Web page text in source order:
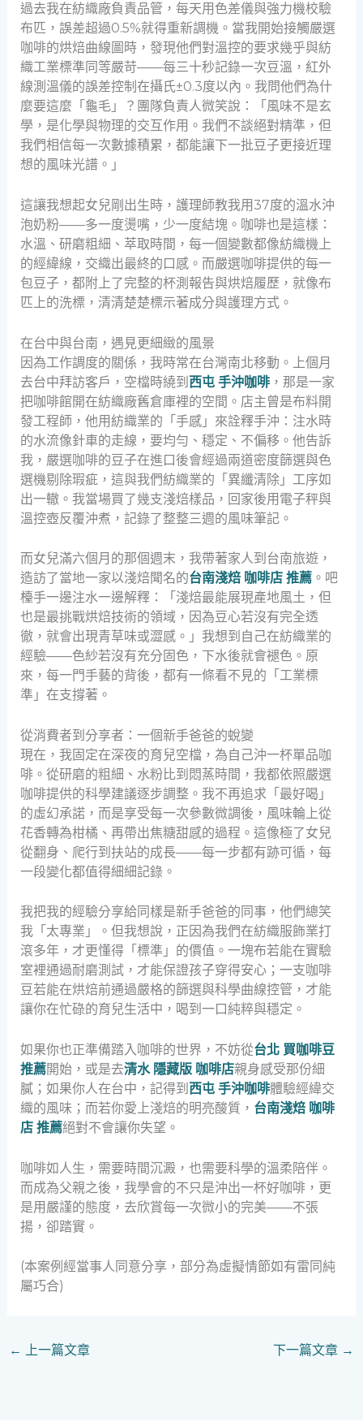
過去我在紡織廠負責品管，每天用色差儀與強力機校驗
布匹，誤差超過0.5%就得重新調機。當我開始接觸嚴選
咖啡的烘焙曲線圖時，發現他們對溫控的要求幾乎與紡
織工業標準同等嚴苛——每三十秒記錄一次豆溫，紅外
線測溫儀的誤差控制在攝氏±0.3度以內。我問他們為什
麼要這麼「龜毛」？團隊負責人微笑說：「風味不是玄
學，是化學與物理的交互作用。我們不談絕對精準，但
我們相信每一次數據積累，都能讓下一批豆子更接近理
想的風味光譜。」
這讓我想起女兒剛出生時，護理師教我用37度的溫水沖
泡奶粉——多一度燙嘴，少一度結塊。咖啡也是這樣：
水溫、研磨粗細、萃取時間，每一個變數都像紡織機上
的經緯線，交織出最終的口感。而嚴選咖啡提供的每一
包豆子，都附上了完整的杯測報告與烘焙履歷，就像布
匹上的洗標，清清楚楚標示著成分與護理方式。
在台中與台南，遇見更細緻的風景
因為工作調度的關係，我時常在台灣南北移動。上個月
去台中拜訪客戶，空檔時繞到 西屯 手沖咖啡，那是一家
把咖啡館開在紡織廠舊倉庫裡的空間。店主曾是布料開
發工程師，他用紡織業的「手感」來詮釋手沖：注水時
的水流像針車的走線，要均勻、穩定、不偏移。他告訴
我，嚴選咖啡的豆子在進口後會經過兩道密度篩選與色
選機剔除瑕疵，這與我們紡織業的「異纖清除」工序如
出一轍。我當場買了幾支淺焙樣品，回家後用電子秤與
溫控壺反覆沖煮，記錄了整整三週的風味筆記。
而女兒滿六個月的那個週末，我帶著家人到台南旅遊，
造訪了當地一家以淺焙聞名的台南淺焙 咖啡店 推薦。吧
檯手一邊注水一邊解釋：「淺焙最能展現產地風土，但
也是最挑戰烘焙技術的領域，因為豆心若沒有完全透
徹，就會出現青草味或澀感。」我想到自己在紡織業的
經驗——色紗若沒有充分固色，下水後就會褪色。原
來，每一門手藝的背後，都有一條看不見的「工業標
準」在支撐著。
從消費者到分享者：一個新手爸爸的蛻變
現在，我固定在深夜的育兒空檔，為自己沖一杯單品咖
啡。從研磨的粗細、水粉比到悶蒸時間，我都依照嚴選
咖啡提供的科學建議逐步調整。我不再追求「最好喝」
的虛幻承諾，而是享受每一次參數微調後，風味輪上從
花香轉為柑橘、再帶出焦糖甜感的過程。這像極了女兒
從翻身、爬行到扶站的成長——每一步都有跡可循，每
一段變化都值得細細記錄。
我把我的經驗分享給同樣是新手爸爸的同事，他們總笑
我「太專業」。但我想說，正因為我們在紡織服飾業打
滾多年，才更懂得「標準」的價值。一塊布若能在實驗
室裡通過耐磨測試，才能保證孩子穿得安心；一支咖啡
豆若能在烘焙前通過嚴格的篩選與科學曲線控管，才能
讓你在忙碌的育兒生活中，喝到一口純粹與穩定。
如果你也正準備踏入咖啡的世界，不妨從台北 買咖啡豆
推薦開始，或是去清水 隱藏版 咖啡店親身感受那份細
膩；如果你人在台中，記得到 西屯 手沖咖啡體驗經緯交
織的風味；而若你愛上淺焙的明亮酸質， 台南淺焙 咖啡
店 推薦絕對不會讓你失望。
咖啡如人生，需要時間沉澱，也需要科學的溫柔陪伴。
而成為父親之後，我學會的不只是沖出一杯好咖啡，更
是用嚴謹的態度，去欣賞每一次微小的完美——不張
揚，卻踏實。
(本案例經當事人同意分享，部分為虛擬情節如有雷同純
屬巧合)
← 上一篇文章 下一篇文章 →